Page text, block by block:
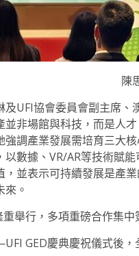
陳
UFI協會委員會副主席、
並非場館與科技，而是人
調產業發展需培育三大
以數據、VR/AR等技術賦
，並表示可持續發展是產
。
重舉行，多項重磅合作集中
GED慶典慶祝儀式後，